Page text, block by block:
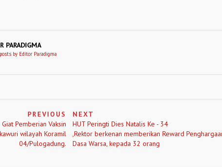
PARADIGMA
by Editor Paradigma
PREVIOUS
Giat Pemberian Vaksin
wilayah Koramil
04/Pulogadung.
NEXT
HUT Peringti Dies Natalis Ke - 34
,Rektor berkenan memberikan Reward
Dasa Warsa, kepada 32 orang